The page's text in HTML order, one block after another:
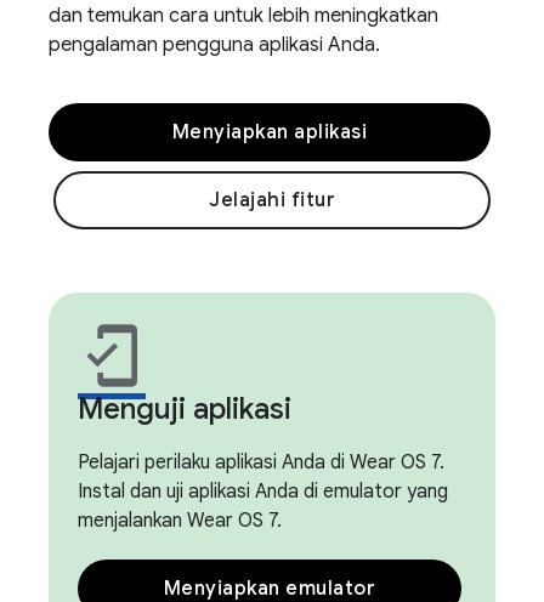
dan temukan cara untuk lebih meningkatkan
pengalaman pengguna aplikasi Anda.
Menyiapkan aplikasi
Jelajahi fitur
mobile_friendly
Menguji aplikasi
Pelajari perilaku aplikasi Anda di Wear OS 7.
Instal dan uji aplikasi Anda di emulator yang
menjalankan Wear OS 7.
Menyiapkan emulator